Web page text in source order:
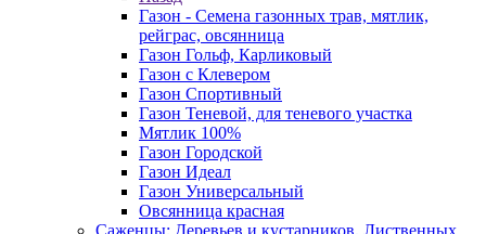
Газон - Семена газонных трав, мятлик,
рейграс, овсянница
Газон Гольф, Карликовый
Газон с Клевером
Газон Спортивный
Газон Теневой, для теневого участка
Мятлик 100%
Газон Городской
Газон Идеал
Газон Универсальный
Овсянница красная
Саженцы: Деревьев и кустарников, Лиственных